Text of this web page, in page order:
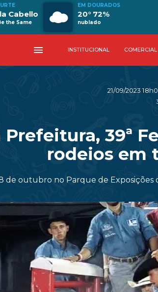
Cabello
the Same
EM DOURADOS
20° 72%
nublado
menu INSTITUCIONAL COMERCIAL
21/09/2023
39ª
rodeios em
de outubro no Parque de Exposições